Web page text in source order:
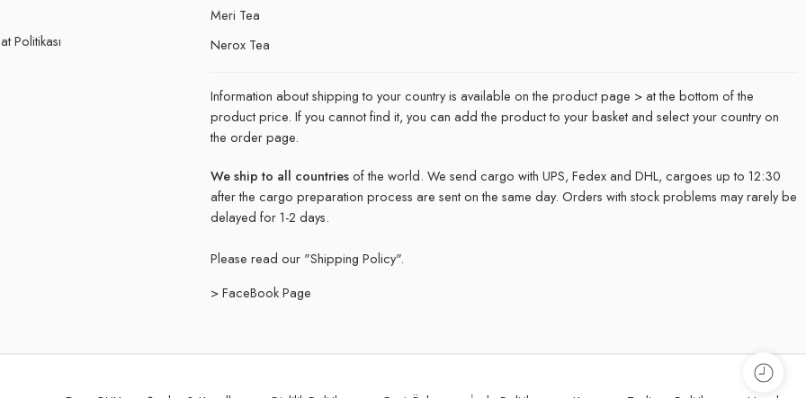
Politikası
Meri Tea
Nerox Tea
Information about shipping to your country is available on the product page > at the bottom of the
product price. If you cannot find it, you can add the product to your basket and select your country on
the order page.
We ship to all countriesof the world. We send cargo with UPS, Fedex and DHL, cargoes up to 12:30
after the cargo preparation process are sent on the same day. Orders with stock problems may rarely be
delayed for 1-2 days.
Please read our "Shipping Policy".
> FaceBook Page